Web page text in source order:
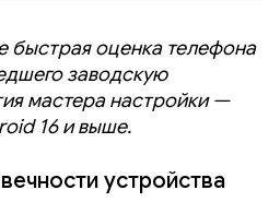
быстрая оценка телефона
заводскую
мастера настройки —
16 и выше.
устройства